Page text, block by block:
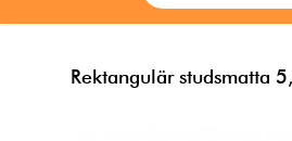
Rektangulär studsmatta